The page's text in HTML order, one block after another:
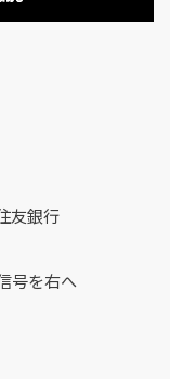
友銀行
号を右へ